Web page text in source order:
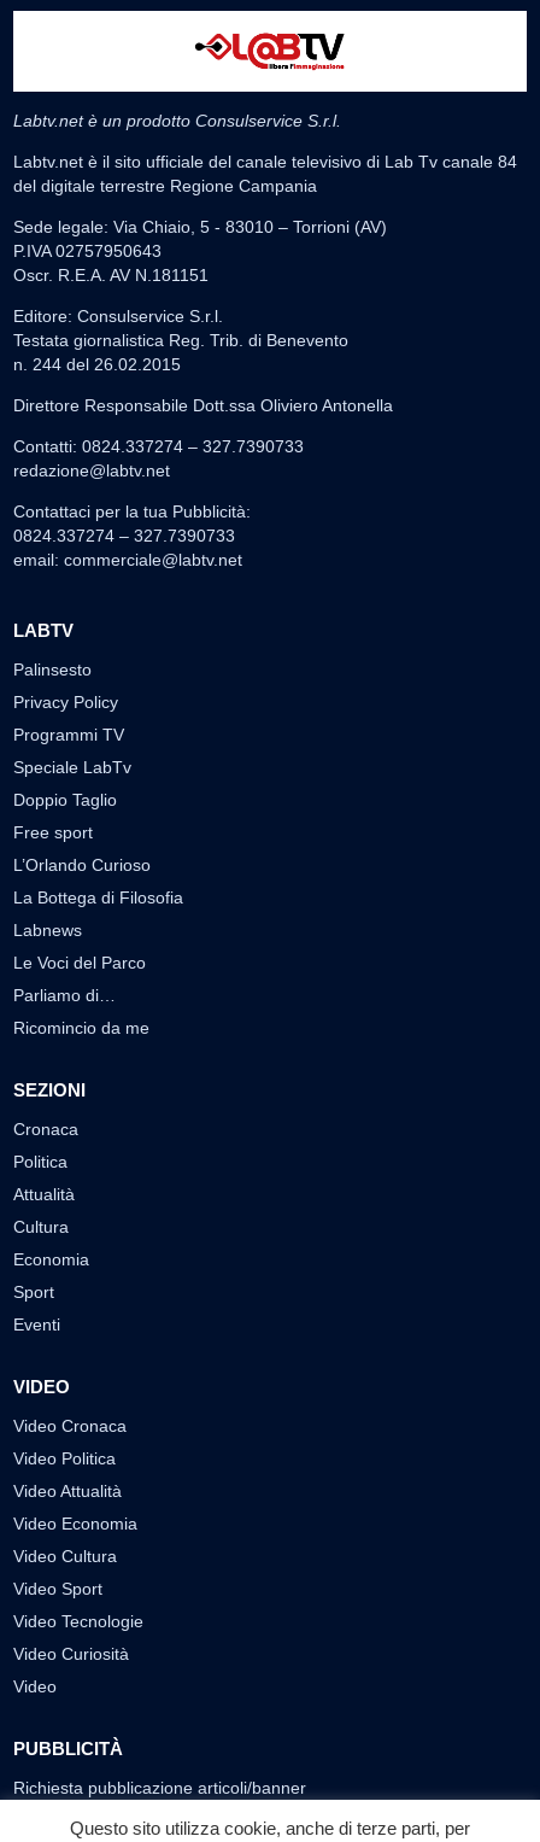
Labtv.net è un prodotto Consulservice S.r.l.
Labtv.net è il sito ufficiale del canale televisivo di Lab Tv canale 84
del digitale terrestre Regione Campania
Sede legale: Via Chiaio, 5 - 83010 – Torrioni (AV)
P.IVA 02757950643
Oscr. R.E.A. AV N.181151
Editore: Consulservice S.r.l.
Testata giornalistica Reg. Trib. di Benevento
n. 244 del 26.02.2015
Direttore Responsabile Dott.ssa Oliviero Antonella
Contatti: 0824.337274 – 327.7390733
redazione@labtv.net
Contattaci per la tua Pubblicità:
0824.337274 – 327.7390733
email: commerciale@labtv.net
LABTV
Palinsesto
Privacy Policy
Programmi TV
Speciale LabTv
Doppio Taglio
Free sport
L’Orlando Curioso
La Bottega di Filosofia
Labnews
Le Voci del Parco
Parliamo di…
Ricomincio da me
SEZIONI
Cronaca
Politica
Attualità
Cultura
Economia
Sport
Eventi
VIDEO
Video Cronaca
Video Politica
Video Attualità
Video Economia
Video Cultura
Video Sport
Video Tecnologie
Video Curiosità
Video
PUBBLICITÀ
Richiesta pubblicazione articoli/banner
SEGUICI SUI SOCIAL
Questo sito utilizza cookie, anche di terze parti, per